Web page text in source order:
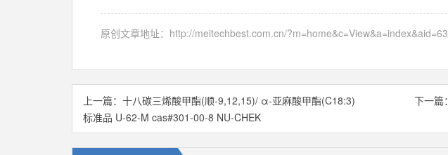
原创文章地址： http://meitechbest.com.cn/?m=home&c=View&a=index&aid=63
上一篇： 十八碳三烯酸甲酯(顺-9,12,15)/ α-亚麻酸甲酯(C18:3)
标准品 U-62-M cas#301-00-8 NU-CHEK
下一篇：